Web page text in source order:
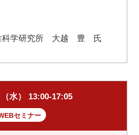
科学研究所 大越 豊 氏
水） 13:00-17:05
セミナー